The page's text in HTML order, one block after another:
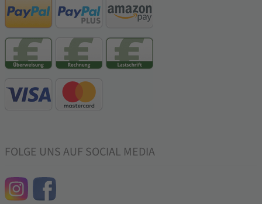
FOLGE UNS AUF SOCIAL MEDIA